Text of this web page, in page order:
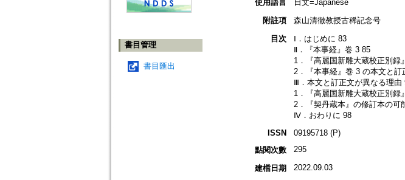
書目管理
書目匯出
使用語言
日文=Japanese
附註項
森山清徹教授古稀記念号
目次
Ⅰ．はじめに 83
Ⅱ．『本事経』巻 3 85
1．『高麗国新雕大蔵校正別録
2．『本事経』巻 3 の本文と訂
Ⅲ．本文と訂正文が異なる理由
1．『高麗国新雕大蔵校正別録
2．『契丹蔵本』の修訂本の可
Ⅳ．おわりに 98
ISSN
09195718 (P)
點閱次數
295
建檔日期 2022.09.03